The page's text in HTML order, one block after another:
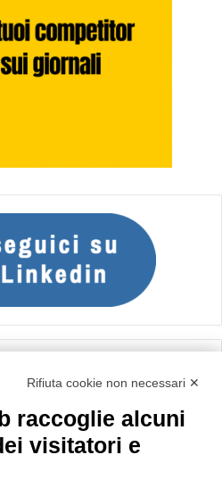
Rifiuta cookie non necessari ✕
raccoglie alcuni
visitatori e